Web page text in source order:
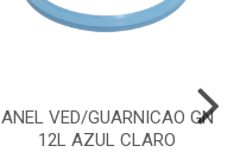
ANEL VED/GUARNICAO GN
12L AZUL CLARO